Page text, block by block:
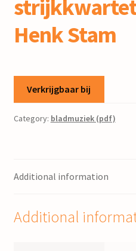
Henk Stam
Verkrijgbaar bij
Category: bladmuziek (pdf)
Additional information
Additional